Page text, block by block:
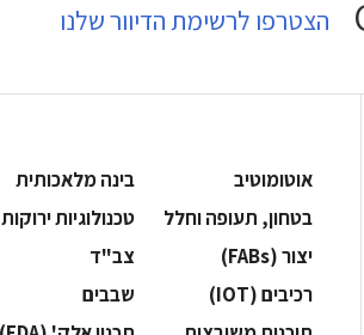
הצטרפו לרשימת הדיוור שלנו
אוטומוטיב
בינה מלאכותית
בטחון, תעופה וחלל
‫טכנולוגיות ירוקות‬
‫יצור (‪(FABs‬‬
‫צב"ד‬
‫רכיבים‬ (IOT)
‫שבבים‬